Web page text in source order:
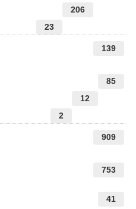
206
23
139
85
12
2
909
753
41